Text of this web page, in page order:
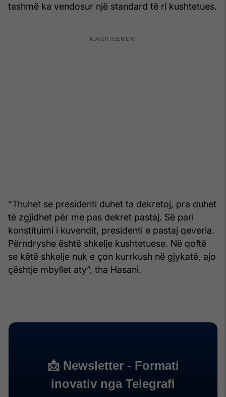
tashmë ka vendosur një standard të ri kushtetues.
“Thuhet se presidenti duhet ta dekretoj, pra duhet
të zgjidhet për me pas dekret pastaj. Së pari
konstituimi i kuvendit, presidenti e pastaj qeveria.
Përndryshe është shkelje kushtetuese. Në qoftë
se këtë shkelje nuk e çon kurrkush në gjykatë, ajo
çështje mbyllet aty”, tha Hasani.